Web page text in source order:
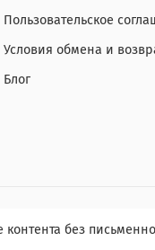
Пользовательское
Условия обмена и
Блог
без